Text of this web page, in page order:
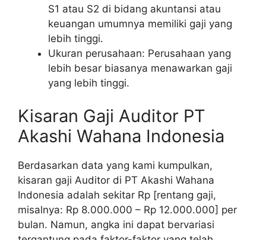
S1 atau S2 di bidang akuntansi atau
keuangan umumnya memiliki gaji yang
lebih tinggi.
Ukuran perusahaan: Perusahaan yang
lebih besar biasanya menawarkan gaji
yang lebih tinggi.
Kisaran Gaji Auditor PT
Akashi Wahana Indonesia
Berdasarkan data yang kami kumpulkan,
kisaran gaji Auditor di PT Akashi Wahana
Indonesia adalah sekitar Rp [rentang gaji,
misalnya: Rp 8.000.000 – Rp 12.000.000] per
bulan. Namun, angka ini dapat bervariasi